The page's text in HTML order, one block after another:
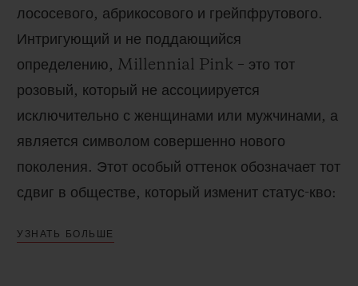
лососевого, абрикосового и грейпфрутового.
Интригующий и не поддающийся
определению, Millennial Pink – это тот
розовый, который не ассоциируется
исключительно с женщинами или мужчинами, а
является символом совершенно нового
поколения. Этот особый оттенок обозначает тот
сдвиг в обществе, который изменит статус-кво:
пересматриваться через призму позитивного
УЗНАТЬ БОЛЬШЕ